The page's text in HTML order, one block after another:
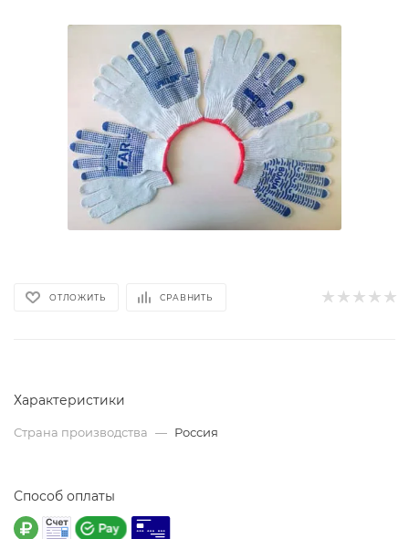
ОТЛОЖИТЬ СРАВНИТЬ
Характеристики
Страна производства — Россия
Способ оплаты